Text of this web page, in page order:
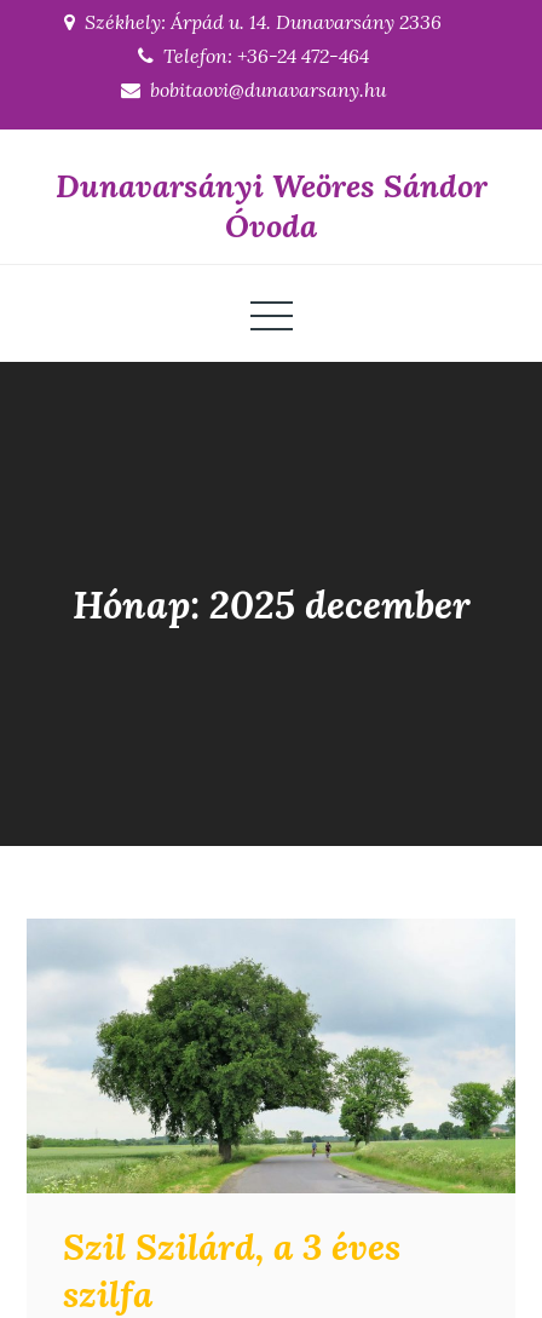
Székhely: Árpád u. 14. Dunavarsány 2336
Telefon: +36-24 472-464
bobitaovi@dunavarsany.hu
Dunavarsányi Weöres Sándor
Óvoda
Hónap: 2025 december
Szil Szilárd, a 3 éves
szilfa